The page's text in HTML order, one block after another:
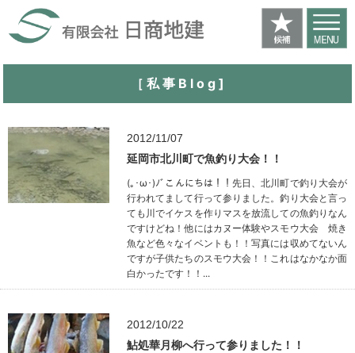
［ 私 事 B l o g ]
2012/11/07
延岡市北川町で魚釣り大会！！
(｡･ω･)ﾉﾞこんにちは！！先日、北川町で釣り大会が
行われてまして行って参りました。釣り大会と言っ
ても川でイケスを作りマスを放流しての魚釣りなん
ですけどね！他にはカヌー体験やスモウ大会 焼き
魚など色々なイベントも！！写真には収めてないん
ですが子供たちのスモウ大会！！これはなかなか面
白かったです！！...
2012/10/22
鮎処華月柳へ行って参りました！！